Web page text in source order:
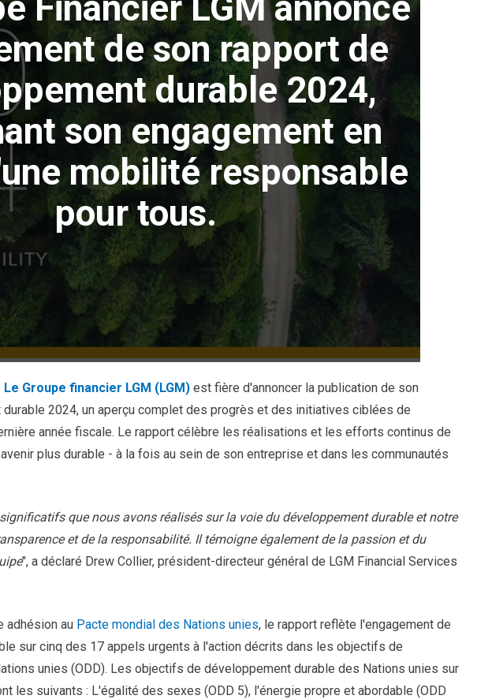
de son rapport de
durable 2024,
son engagement en
mobilité responsable
pour tous.
Le Groupe financier LGM (LGM) est fière d'annoncer la publication de son
2024, un aperçu complet des progrès et des initiatives ciblées de
année fiscale. Le rapport célèbre les réalisations et les efforts continus de
plus durable - à la fois au sein de son entreprise et dans les communautés
que nous avons réalisés sur la voie du développement durable et notre
et de la responsabilité. Il témoigne également de la passion et du
", a déclaré Drew Collier, président-directeur général de LGM Financial Services
adhésion au Pacte mondial des Nations unies, le rapport reflète l'engagement de
sur cinq des 17 appels urgents à l'action décrits dans les objectifs de
unies (ODD). Les objectifs de développement durable des Nations unies sur
les suivants : L'égalité des sexes (ODD 5), l'énergie propre et abordable (ODD